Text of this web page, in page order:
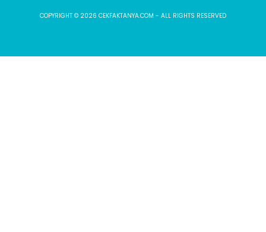
COPYRIGHT © 2026 CEKFAKTANYA.COM - ALL RIGHTS RESERVED